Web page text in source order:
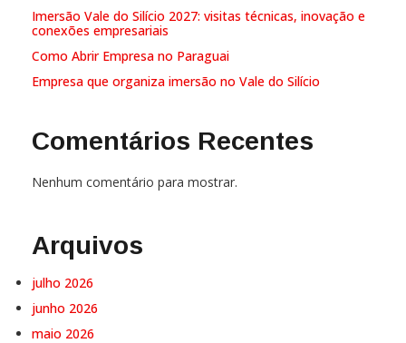
Imersão Vale do Silício 2027: visitas técnicas, inovação e
conexões empresariais
Como Abrir Empresa no Paraguai
Empresa que organiza imersão no Vale do Silício
Comentários Recentes
Nenhum comentário para mostrar.
Arquivos
julho 2026
junho 2026
maio 2026